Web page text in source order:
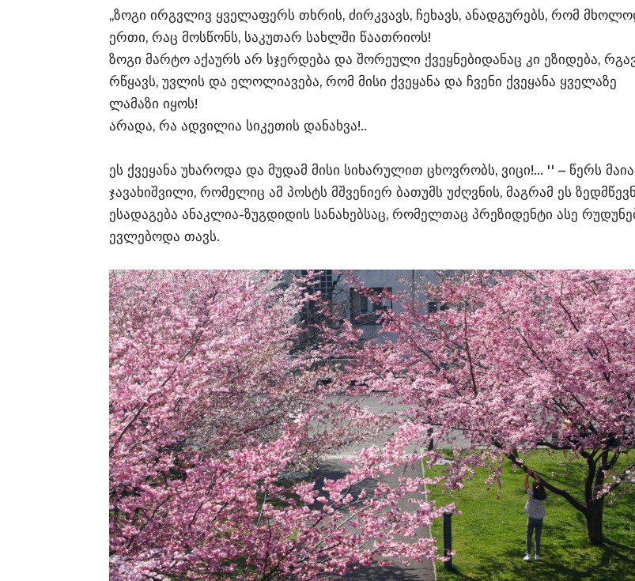
,,ზოგი ირგვლივ ყველაფერს თხრის, ძირკვავს, ჩეხავს, ანადგურებს, რომ
ერთი, რაც მოსწონს, საკუთარ სახლში წაათრიოს!
ზოგი მარტო აქაურს არ სჯერდება და შორეული ქვეყნებიდანაც კი ეზიდება,
რწყავს, უვლის და ელოლიავება, რომ მისი ქვეყანა და ჩვენი ქვეყანა ყველაზე
ლამაზი იყოს!
არადა, რა ადვილია სიკეთის დანახვა!..
ეს ქვეყანა უხაროდა და მუდამ მისი სიხარულით ცხოვრობს, ვიცი!… '' – წერს მაია
ჯავახიშვილი, რომელიც ამ პოსტს მშვენიერ ბათუმს უძღვნის, მაგრამ ეს
ესადაგება ანაკლია-ზუგდიდის სანახებსაც, რომელთაც პრეზიდენტი ასე
ევლებოდა თავს.